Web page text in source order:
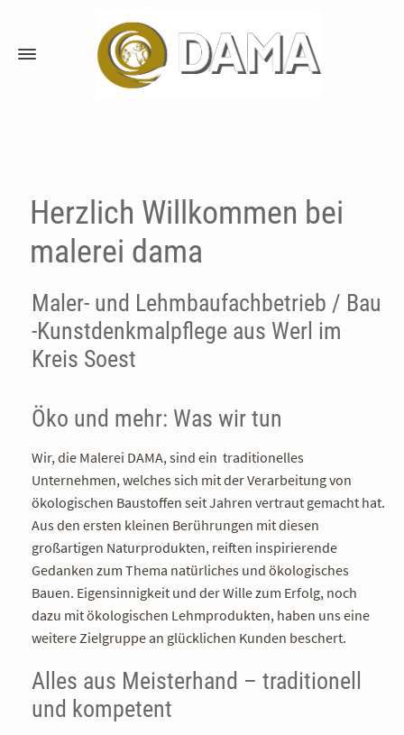
Herzlich Willkommen bei
malerei dama
Maler- und Lehmbaufachbetrieb / Bau
-Kunstdenkmalpflege aus Werl im
Kreis Soest
Öko und mehr: Was wir tun
Wir, die Malerei DAMA, sind ein traditionelles
Unternehmen, welches sich mit der Verarbeitung von
ökologischen Baustoffen seit Jahren vertraut gemacht hat.
Aus den ersten kleinen Berührungen mit diesen
großartigen Naturprodukten, reiften inspirierende
Gedanken zum Thema natürliches und ökologisches
Bauen. Eigensinnigkeit und der Wille zum Erfolg, noch
dazu mit ökologischen Lehmprodukten, haben uns eine
weitere Zielgruppe an glücklichen Kunden beschert.
Alles aus Meisterhand – traditionell
und kompetent